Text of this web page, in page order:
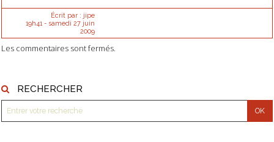
RECHERCHER
Écrit par : jipe
19h41 - samedi 27 juin
2009
Les commentaires sont fermés.